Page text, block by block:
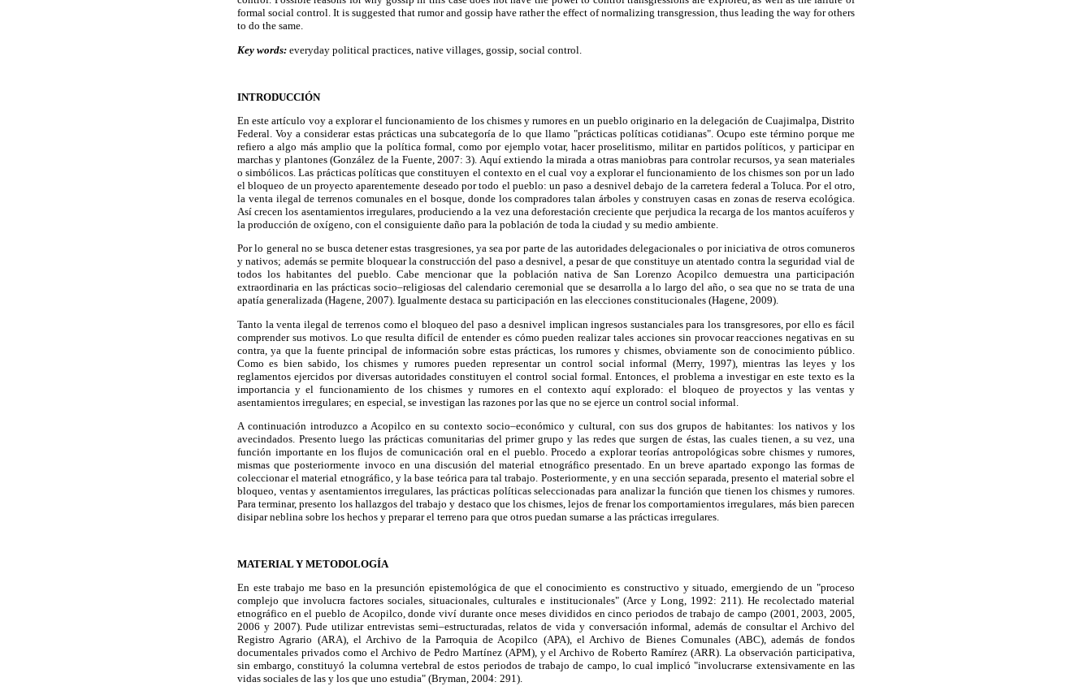
formal social control. It is suggested that rumor and gossip have rather the effect of normalizing transgression, thus leading the way for others
to do the same.
Key words: everyday political practices, native villages, gossip, social control.
INTRODUCCIÓN
En este artículo voy a explorar el funcionamiento de los chismes y rumores en un pueblo originario en la delegación de Cuajimalpa, Distrito
Federal. Voy a considerar estas prácticas una subcategoría de lo que llamo "prácticas políticas cotidianas". Ocupo este término porque me
refiero a algo más amplio que la política formal, como por ejemplo votar, hacer proselitismo, militar en partidos políticos, y participar en
marchas y plantones (González de la Fuente, 2007: 3). Aquí extiendo la mirada a otras maniobras para controlar recursos, ya sean materiales
o simbólicos. Las prácticas políticas que constituyen el contexto en el cual voy a explorar el funcionamiento de los chismes son por un lado
el bloqueo de un proyecto aparentemente deseado por todo el pueblo: un paso a desnivel debajo de la carretera federal a Toluca. Por el otro,
la venta ilegal de terrenos comunales en el bosque, donde los compradores talan árboles y construyen casas en zonas de reserva ecológica.
Así crecen los asentamientos irregulares, produciendo a la vez una deforestación creciente que perjudica la recarga de los mantos acuíferos y
la producción de oxígeno, con el consiguiente daño para la población de toda la ciudad y su medio ambiente.
Por lo general no se busca detener estas trasgresiones, ya sea por parte de las autoridades delegacionales o por iniciativa de otros comuneros
y nativos; además se permite bloquear la construcción del paso a desnivel, a pesar de que constituye un atentado contra la seguridad vial de
todos los habitantes del pueblo. Cabe mencionar que la población nativa de San Lorenzo Acopilco demuestra una participación
extraordinaria en las prácticas socio–religiosas del calendario ceremonial que se desarrolla a lo largo del año, o sea que no se trata de una
apatía generalizada (Hagene, 2007). Igualmente destaca su participación en las elecciones constitucionales (Hagene, 2009).
Tanto la venta ilegal de terrenos como el bloqueo del paso a desnivel implican ingresos sustanciales para los transgresores, por ello es fácil
comprender sus motivos. Lo que resulta difícil de entender es cómo pueden realizar tales acciones sin provocar reacciones negativas en su
contra, ya que la fuente principal de información sobre estas prácticas, los rumores y chismes, obviamente son de conocimiento público.
Como es bien sabido, los chismes y rumores pueden representar un control social informal (Merry, 1997), mientras las leyes y los
reglamentos ejercidos por diversas autoridades constituyen el control social formal. Entonces, el problema a investigar en este texto es la
importancia y el funcionamiento de los chismes y rumores en el contexto aquí explorado: el bloqueo de proyectos y las ventas y
asentamientos irregulares; en especial, se investigan las razones por las que no se ejerce un control social informal.
A continuación introduzco a Acopilco en su contexto socio–económico y cultural, con sus dos grupos de habitantes: los nativos y los
avecindados. Presento luego las prácticas comunitarias del primer grupo y las redes que surgen de éstas, las cuales tienen, a su vez, una
función importante en los flujos de comunicación oral en el pueblo. Procedo a explorar teorías antropológicas sobre chismes y rumores,
mismas que posteriormente invoco en una discusión del material etnográfico presentado. En un breve apartado expongo las formas de
coleccionar el material etnográfico, y la base teórica para tal trabajo. Posteriormente, y en una sección separada, presento el material sobre el
bloqueo, ventas y asentamientos irregulares, las prácticas políticas seleccionadas para analizar la función que tienen los chismes y rumores.
Para terminar, presento los hallazgos del trabajo y destaco que los chismes, lejos de frenar los comportamientos irregulares, más bien parecen
disipar neblina sobre los hechos y preparar el terreno para que otros puedan sumarse a las prácticas irregulares.
MATERIAL Y METODOLOGÍA
En este trabajo me baso en la presunción epistemológica de que el conocimiento es constructivo y situado, emergiendo de un "proceso
complejo que involucra factores sociales, situacionales, culturales e institucionales" (Arce y Long, 1992: 211). He recolectado material
etnográfico en el pueblo de Acopilco, donde viví durante once meses divididos en cinco periodos de trabajo de campo (2001, 2003, 2005,
2006 y 2007). Pude utilizar entrevistas semi–estructuradas, relatos de vida y conversación informal, además de consultar el Archivo del
Registro Agrario (ARA), el Archivo de la Parroquia de Acopilco (APA), el Archivo de Bienes Comunales (ABC), además de fondos
documentales privados como el Archivo de Pedro Martínez (APM), y el Archivo de Roberto Ramírez (ARR). La observación participativa,
sin embargo, constituyó la columna vertebral de estos periodos de trabajo de campo, lo cual implicó "involucrarse extensivamente en las
vidas sociales de las y los que uno estudia" (Bryman, 2004: 291).